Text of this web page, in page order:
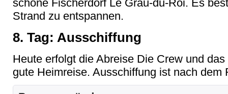
schöne Fischerdorf Le Grau-du-Roi. Es
Strand zu entspannen.
8. Tag: Ausschiffung
Heute erfolgt die Abreise Die Crew und
gute Heimreise. Ausschiffung ist nach dem